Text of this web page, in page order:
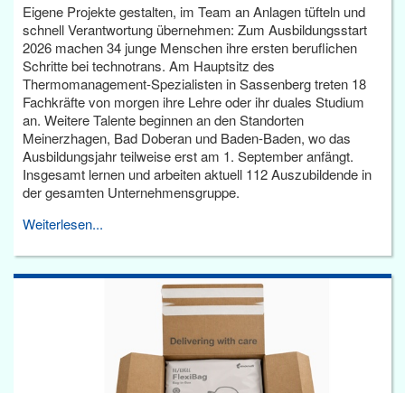
Eigene Projekte gestalten, im Team an Anlagen tüfteln und
schnell Verantwortung übernehmen: Zum Ausbildungsstart
2026 machen 34 junge Menschen ihre ersten beruflichen
Schritte bei technotrans. Am Hauptsitz des
Thermomanagement-Spezialisten in Sassenberg treten 18
Fachkräfte von morgen ihre Lehre oder ihr duales Studium
an. Weitere Talente beginnen an den Standorten
Meinerzhagen, Bad Doberan und Baden-Baden, wo das
Ausbildungsjahr teilweise erst am 1. September anfängt.
Insgesamt lernen und arbeiten aktuell 112 Auszubildende in
der gesamten Unternehmensgruppe.
Weiterlesen...